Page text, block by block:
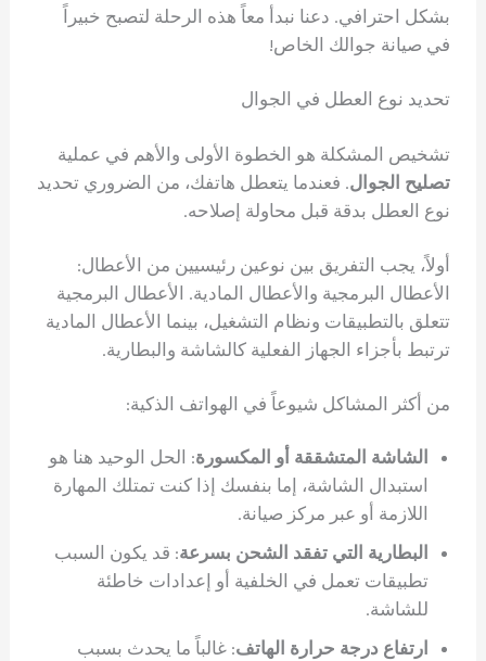
بشكل احترافي. دعنا نبدأ معاً هذه الرحلة لتصبح خبيراً
في صيانة جوالك الخاص!
تحديد نوع العطل في الجوال
تشخيص المشكلة هو الخطوة الأولى والأهم في عملية
تصليح الجوال. فعندما يتعطل هاتفك، من الضروري تحديد
نوع العطل بدقة قبل محاولة إصلاحه.
أولاً، يجب التفريق بين نوعين رئيسيين من الأعطال:
الأعطال البرمجية والأعطال المادية. الأعطال البرمجية
تتعلق بالتطبيقات ونظام التشغيل، بينما الأعطال المادية
ترتبط بأجزاء الجهاز الفعلية كالشاشة والبطارية.
من أكثر المشاكل شيوعاً في الهواتف الذكية:
الشاشة المتشققة أو المكسورة: الحل الوحيد هنا هو
استبدال الشاشة، إما بنفسك إذا كنت تمتلك المهارة
اللازمة أو عبر مركز صيانة.
البطارية التي تفقد الشحن بسرعة: قد يكون السبب
تطبيقات تعمل في الخلفية أو إعدادات خاطئة
للشاشة.
ارتفاع درجة حرارة الهاتف: غالباً ما يحدث بسبب